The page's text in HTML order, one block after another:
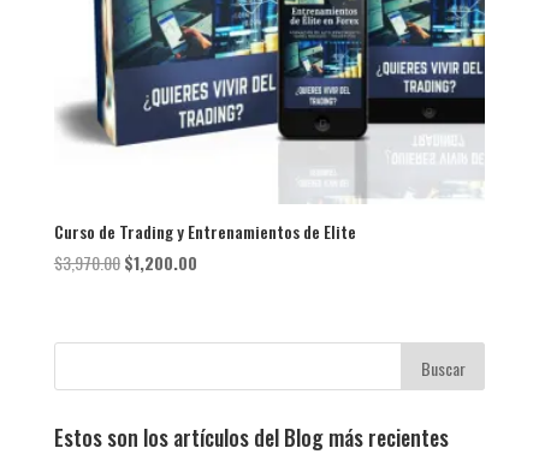
Curso de Trading y Entrenamientos de Elite
$3,970.00 El
era:
$1,200.00El
es:
Estos son los artículos del Blog más recientes